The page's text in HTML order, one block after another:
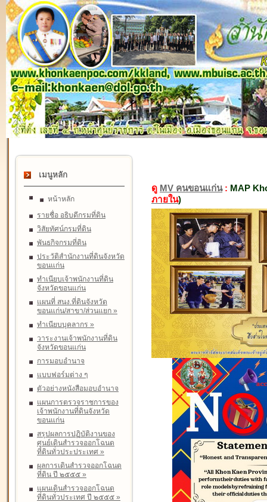
เมนูหลัก
หน้าหลัก
รายชื่อ อธิบดีกรมที่ดิน
วิสัยทัศน์กรมที่ดิน
พันธกิจกรมที่ดิน
ประวัติสำนักงานที่ดินจังหวัด
ขอนแก่น
ทำเนียบเจ้าพนักงานที่ดิน
จังหวัดขอนแก่น
แผนที่ สนง.ที่ดินจังหวัด
ขอนแก่น/สาขา/ส่วนแยก »
ทำเนียบบุคลากร »
วาระงานเจ้าพนักงานที่ดิน
จังหวัดขอนแก่น
การมอบอำนาจ
แบบฟอร์มต่าง ๆ
ตัวอย่างหนังสือมอบอำนาจ
แผนการตรวจราชการของ
เจ้าพนักงานที่ดินจังหวัด
ขอนแก่น
สรุปผลการปฏิบัติงานของ
ศูนย์เดินสำรวจออกโฉนด
ที่ดินทั่วประประเทศ »
ผลการเดินสำรวจออกโฉนด
ที่ดิน ปี ๒๕๕๕ »
แผนเดินสำรวจออกโฉนด
ที่ดินทั่วประเทศ ปี ๒๕๕๕ »
ดู MV คนขอนแก่น: MAP
ภายใน)